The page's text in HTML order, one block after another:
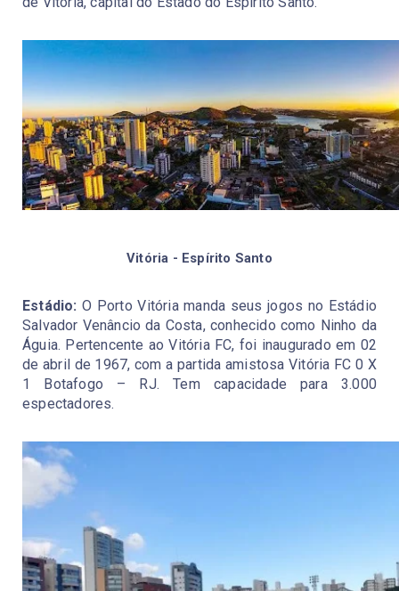
Vitória - Espírito Santo
Estádio: O Porto Vitória manda seus jogos no Estádio
Salvador Venâncio da Costa, conhecido como Ninho da
Águia. Pertencente ao Vitória FC, foi inaugurado em 02
de abril de 1967, com a partida amistosa Vitória FC 0 X
1 Botafogo – RJ. Tem capacidade para 3.000
espectadores.